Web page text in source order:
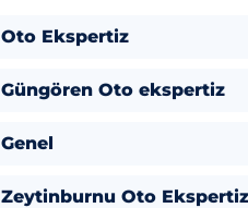
Oto Ekspertiz
Güngören Oto ekspertiz
Genel
Zeytinburnu Oto Ekspertiz